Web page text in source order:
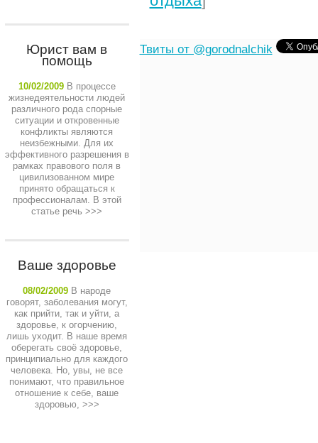
Юрист вам в
помощь
10/02/2009 В процессе
жизнедеятельности людей
различного рода спорные
ситуации и откровенные
конфликты являются
неизбежными. Для их
эффективного разрешения в
рамках правового поля в
цивилизованном мире
принято обращаться к
профессионалам. В этой
статье речь >>>
Ваше здоровье
08/02/2009 В народе
говорят, заболевания могут,
как прийти, так и уйти, а
здоровье, к огорчению,
лишь уходит. В наше время
оберегать своё здоровье,
принципиально для каждого
человека. Но, увы, не все
понимают, что правильное
отношение к себе, ваше
здоровью, >>>
Твиты от @gorodnalchik